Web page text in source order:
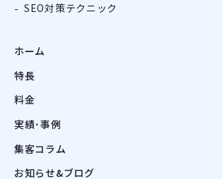
SEO対策テクニック
ホーム
特長
料金
実績･事例
集客コラム
お知らせ&ブログ